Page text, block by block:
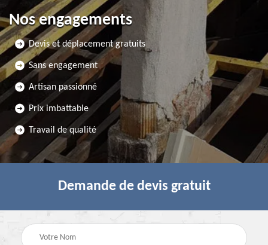
Nos engagements
Devis et déplacement gratuits
Sans engagement
Artisan passionné
Prix imbattable
Travail de qualité
Demande de devis gratuit